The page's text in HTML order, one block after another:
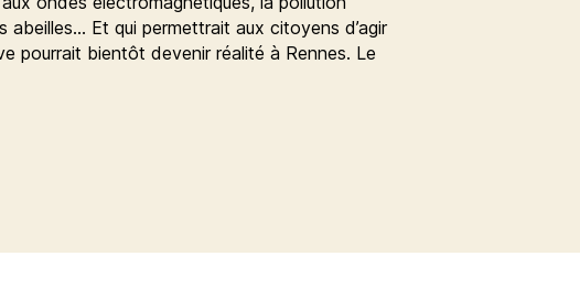
abeilles… Et qui permettrait aux citoyens d’agir
pourrait bientôt devenir réalité à Rennes. Le